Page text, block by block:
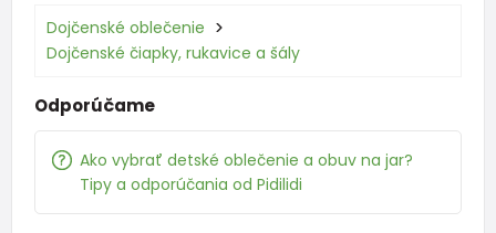
Dojčenské oblečenie
Dojčenské čiapky, rukavice a šály
Odporúčame
Ako vybrať detské oblečenie a obuv na jar?
Tipy a odporúčania od Pidilidi